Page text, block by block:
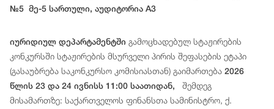
№5 მე-5 სართული, აუდიტორია A3
იურიდიულ დეპარტამენტში გამოცხადებულ სტაჟირების
კონკურსში სტაჟირების მსურველი პირის შეფასების ეტაპი
(გასაუბრება საკონკურსო კომისიასთან) გაიმართება 2026
წლის 23 და 24 ივნისს 11:00 საათიდან,
შემდეგ
მისამართზე: საქართველოს ფინანსთა სამინისტრო, ქ.